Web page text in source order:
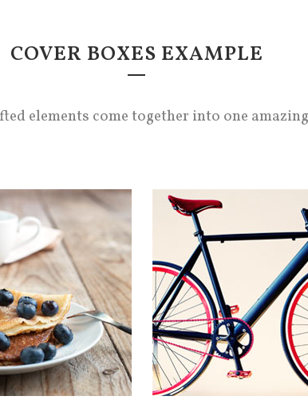
COVER BOXES EXAMPLE
elements come together into one
STATUS
claritatem
legentis in iis qui
demonstraverunt
me lius quod ii
quam.
OUR SERVICES
Typi non habent
insitam; est usus legentis in
facit eorum claritatem.
Investigationes
lectores legere me lius
legunt saepius quam.
VIEW MORE